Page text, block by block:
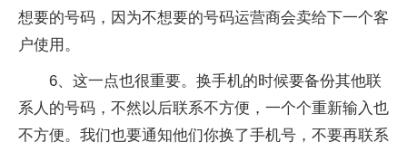
想要的号码，因为不想要的号码运营商会卖给下一个客
户使用。
6、这一点也很重要。换手机的时候要备份其他联
系人的号码，不然以后联系不方便，一个个重新输入也
不方便。我们也要通知他们你换了手机号，不要再联系